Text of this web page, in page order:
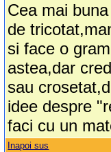
Cea mai
de
si face o
astea,dar
sau
idee despre
faci cu un
Inapoi sus